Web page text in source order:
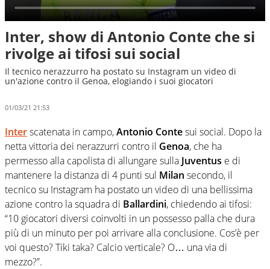
Inter, show di Antonio Conte che si
rivolge ai tifosi sui social
Il tecnico nerazzurro ha postato su Instagram un video di
un'azione contro il Genoa, elogiando i suoi giocatori
01/03/21 21:53
Interscatenata in campo,Antonio Contesui social. Dopo la
netta vittoria dei nerazzurri contro il Genoa, che ha
permesso alla capolista di allungare sulla Juventus e di
mantenere la distanza di 4 punti sul Milan secondo, il
tecnico su Instagram ha postato un video di una bellissima
azione contro la squadra di Ballardini, chiedendo ai tifosi:
“10 giocatori diversi coinvolti in un possesso palla che dura
più di un minuto per poi arrivare alla conclusione. Cos’è per
voi questo? Tiki taka? Calcio verticale? O… una via di
mezzo?”.